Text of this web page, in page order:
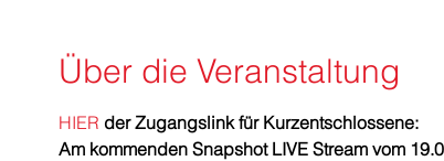
Über die Veranstaltung
HIER der Zugangslink für Kurzentschlossene:
Am kommenden Snapshot LIVE Stream vom